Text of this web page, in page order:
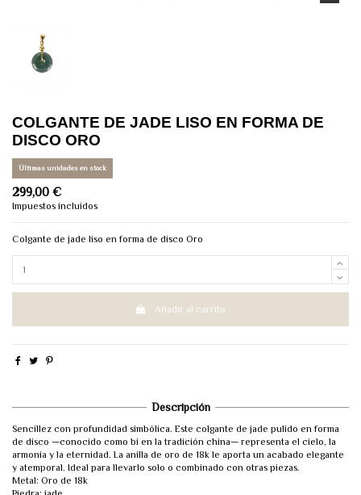
COLGANTE DE JADE LISO EN FORMA DE
DISCO ORO
Últimas unidades en stock
299,00 €
Impuestos incluidos
Colgante de jade liso en forma de disco Oro
Añadir al carrito
Descripción
Sencillez con profundidad simbólica. Este colgante de jade pulido en forma
de disco —conocido como bi en la tradición china— representa el cielo, la
armonía y la eternidad. La anilla de oro de 18k le aporta un acabado elegante
y atemporal. Ideal para llevarlo solo o combinado con otras piezas.
Metal: Oro de 18k